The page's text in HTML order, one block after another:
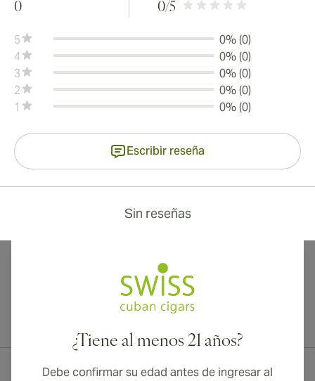
0 0/5
5
0% (0)
4
0% (0)
3
0% (0)
2
0% (0)
1
0% (0)
Escribir reseña
Sin reseñas
¿Tiene al menos 21 años?
Debe confirmar su edad antes de ingresar al